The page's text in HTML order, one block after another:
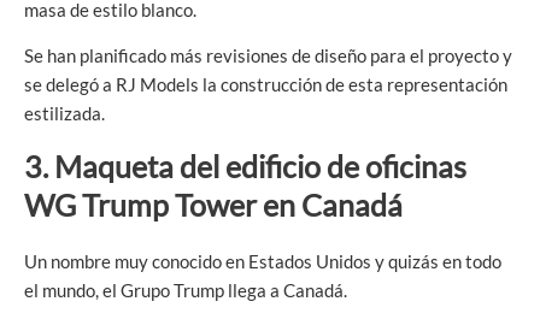
masa de estilo blanco.
Se han planificado más revisiones de diseño para el proyecto y
se delegó a RJ Models la construcción de esta representación
estilizada.
3. Maqueta del edificio de oficinas
WG Trump Tower en Canadá
Un nombre muy conocido en Estados Unidos y quizás en todo
el mundo, el Grupo Trump llega a Canadá.